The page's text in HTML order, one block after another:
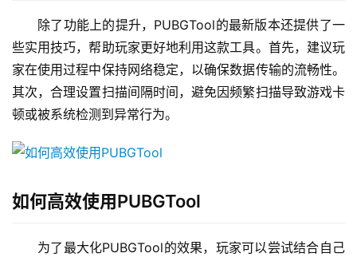
除了功能上的提升，PUBGTool的最新版本还提供了一
些实用技巧，帮助玩家更好地利用这款工具。首先，建议玩
家在使用过程中保持网络稳定，以确保数据传输的流畅性。
其次，合理设置扫描间隔时间，避免因频繁扫描导致游戏卡
顿或被系统检测到异常行为。
如何高效使用PUBGTool
为了最大化PUBGTool的效果，玩家可以尝试结合自己